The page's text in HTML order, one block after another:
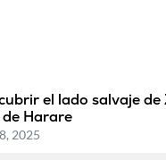
el lado salvaje de
Harare
2025